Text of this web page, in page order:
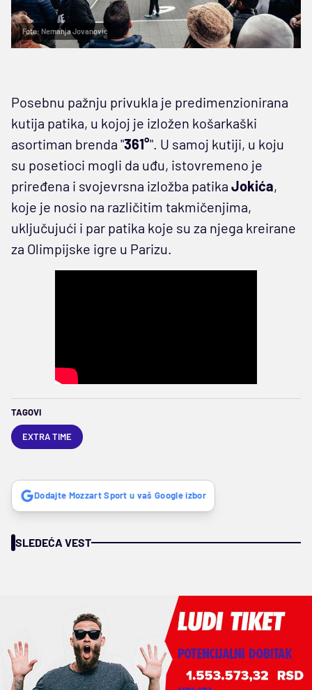
Foto: Nemanja Jovanović
Posebnu pažnju privukla je predimenzionirana
kutija patika, u kojoj je izložen košarkaški
asortiman brenda "361°". U samoj kutiji, u koju
su posetioci mogli da uđu, istovremeno je
priređena i svojevrsna izložba patika Jokića,
koje je nosio na različitim takmičenjima,
uključujući i par patika koje su za njega kreirane
za Olimpijske igre u Parizu.
TAGOVI
EXTRA TIME
Dodajte Mozzart Sport u vaš Google izbor
SLEDEĆA VEST